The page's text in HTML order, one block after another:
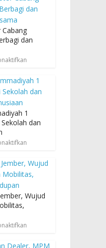
dan
1
dan
Wujud